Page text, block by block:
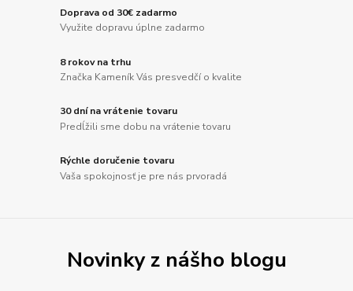
Doprava od 30€ zadarmo
Využite dopravu úplne zadarmo
8 rokov na trhu
Značka Kameník Vás presvedčí o kvalite
30 dní na vrátenie tovaru
Predĺžili sme dobu na vrátenie tovaru
Rýchle doručenie tovaru
Vaša spokojnosť je pre nás prvoradá
Novinky z nášho blogu